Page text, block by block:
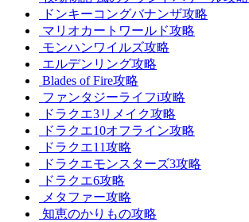
ドンキーコングバナンザ攻略
マリオカートワールド攻略
モンハンワイルズ攻略
エルデンリング攻略
Blades of Fire攻略
ファンタジーライフi攻略
ドラクエ3リメイク攻略
ドラクエ10オフライン攻略
ドラクエ11攻略
ドラクエモンスターズ3攻略
ドラクエ6攻略
メタファー攻略
知恵のかりもの攻略